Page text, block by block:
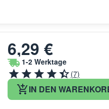
6,29 €
1-2 Werktage
(7)
IN DEN